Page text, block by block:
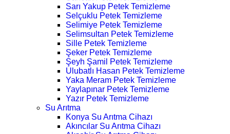
Sarı Yakup Petek Temizleme
Selçuklu Petek Temizleme
Selimiye Petek Temizleme
Selimsultan Petek Temizleme
Sille Petek Temizleme
Şeker Petek Temizleme
Şeyh Şamil Petek Temizleme
Ulubatlı Hasan Petek Temizleme
Yaka Meram Petek Temizleme
Yaylapınar Petek Temizleme
Yazır Petek Temizleme
Su Arıtma
Konya Su Arıtma Cihazı
Akıncılar Su Arıtma Cihazı